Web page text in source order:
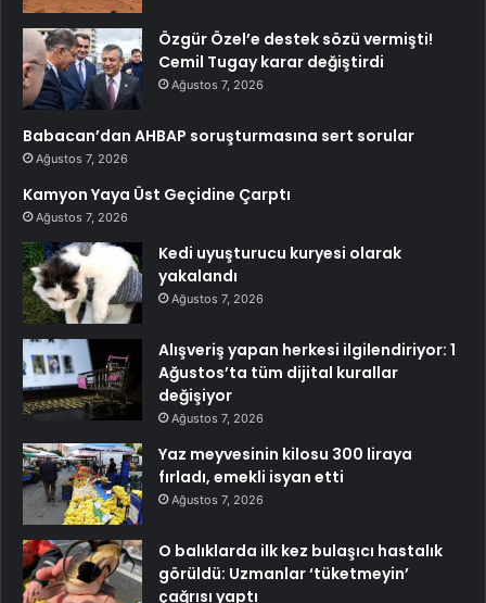
Özgür Özel’e destek sözü vermişti!
Cemil Tugay karar değiştirdi
Ağustos 7, 2026
Babacan’dan AHBAP soruşturmasına sert sorular
Ağustos 7, 2026
Kamyon Yaya Üst Geçidine Çarptı
Ağustos 7, 2026
Kedi uyuşturucu kuryesi olarak
yakalandı
Ağustos 7, 2026
Alışveriş yapan herkesi ilgilendiriyor: 1
Ağustos’ta tüm dijital kurallar
değişiyor
Ağustos 7, 2026
Yaz meyvesinin kilosu 300 liraya
fırladı, emekli isyan etti
Ağustos 7, 2026
O balıklarda ilk kez bulaşıcı hastalık
görüldü: Uzmanlar ‘tüketmeyin’
çağrısı yaptı